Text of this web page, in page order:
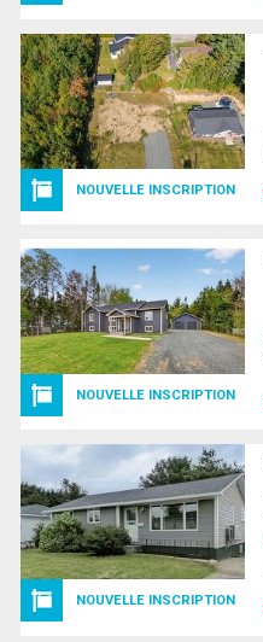
NOUVELLE INSCRIPTION
NOUVELLE INSCRIPTION
NOUVELLE INSCRIPTION